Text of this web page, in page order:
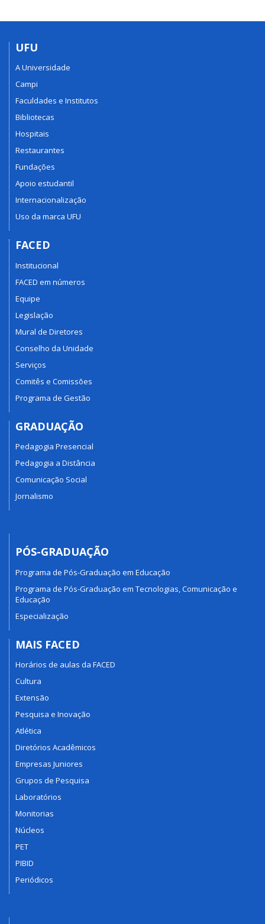
UFU
A Universidade
Campi
Faculdades e Institutos
Bibliotecas
Hospitais
Restaurantes
Fundações
Apoio estudantil
Internacionalização
Uso da marca UFU
FACED
Institucional
FACED em números
Equipe
Legislação
Mural de Diretores
Conselho da Unidade
Serviços
Comitês e Comissões
Programa de Gestão
GRADUAÇÃO
Pedagogia Presencial
Pedagogia a Distância
Comunicação Social
Jornalismo
PÓS-GRADUAÇÃO
Programa de Pós-Graduação em Educação
Programa de Pós-Graduação em Tecnologias, Comunicação e
Educação
Especialização
MAIS FACED
Horários de aulas da FACED
Cultura
Extensão
Pesquisa e Inovação
Atlética
Diretórios Acadêmicos
Empresas Juniores
Grupos de Pesquisa
Laboratórios
Monitorias
Núcleos
PET
PIBID
Periódicos